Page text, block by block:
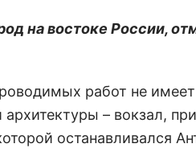
на востоке России,
работ не имеет
– вокзал,
останавливался